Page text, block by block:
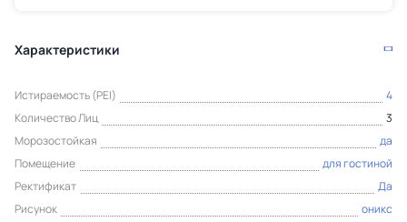
Характеристики
Истираемость (PEI)
4
Количество Лиц
3
Морозостойкая
да
Помещение
для гостиной
Ректификат
Да
Рисунок
оникс